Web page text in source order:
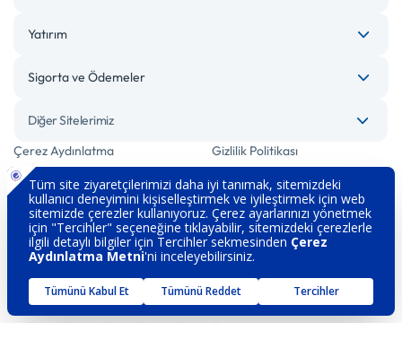
Yatırım
Sigorta ve Ödemeler
Diğer Sitelerimiz
Çerez Aydınlatma
Gizlilik Politikası
Bilgi Toplumu Hizmetleri Engelsiz Bankacılık
Kişisel Verilerin Korunması Güvenlik
İletişim Hakkımızda
Sözleşme ve Formlar